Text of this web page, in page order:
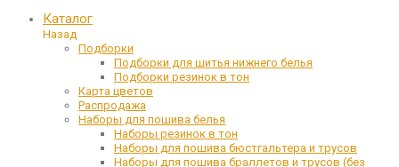
Каталог
Назад
Подборки
Подборки для шитья нижнего белья
Подборки резинок в тон
Карта цветов
Распродажа
Наборы для пошива белья
Наборы резинок в тон
Наборы для пошива бюстгальтера и трусов
Наборы для пошива браллетов и трусов (без